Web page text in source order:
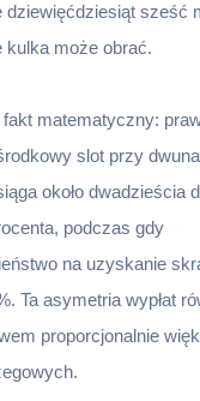
dziewięćdziesiąt sześć
kulka może obrać.
matematyczny:
slot przy
około dwadzieścia
podczas gdy
na uzyskanie
Ta asymetria wypłat
proporcjonalnie